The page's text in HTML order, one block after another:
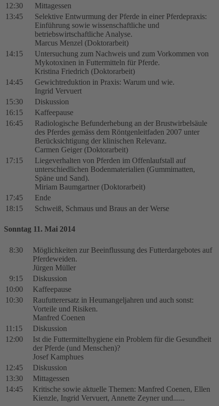
12:30
Mittagessen
13:45
Selektive Entwurmung der Pferde in einer Pferdepraxis:
Einführung sowie wissenschaftliche und
betriebswirtschaftliche Analyse.
Marcus Menzel (Doktorarbeit)
14:15
Untersuchung zum Nachweis und zum Vorkommen von
Mykotoxinen in Futtermitteln für Pferde.
Kristina Friedrich (Doktorarbeit)
14:45
Gewichtreduktion in Praxis: Warum und wie.
Ingrid Vervuert
15:30
Diskussion
16:15
Kaffeepause
16:45
Radiologische Befunderhebung an der Brustwirbelsäule
des Pferdes gemäss dem Röntgenleitfaden 2007 unter
Berücksichtigung der klinischen Relevanz.
Carmen Geiger (Doktorarbeit)
17:15
Liegeverhalten von Pferden im Offenlaufstall auf
unterschiedlichen Bodenmaterialien (Gummimatten,
Späne und Sand).
Miriam Baumgartner (Doktorarbeit)
17:45
Ende
18:15
Schweiß, Schmaus und Braus an der Werse
Sonntag 11. Mai 2014
8:30
Möglichkeiten zur Beeinflussung des Futterdargebotes auf
Pferdeweiden.
Jürgen Müller
9:15
Diskussion
10:00
Kaffeepause
10:30
Raufutterersatz in Heumangeljahren und auch sonst:
Vorteile und Risiken.
Manfred Coenen
11:15
Diskussion
12:00
Ist die Futtermittelhygiene ein Problem für die Gesundheit
der Pferde (und Menschen)?
Josef Kamphues
12:45
Diskussion
13:30
Mittagessen
14:45
Kritische sowie aktuelle Themen: Manfred Coenen, Ellen
Kienzle, Ingrid Vervuert, Annette Zeyner und......